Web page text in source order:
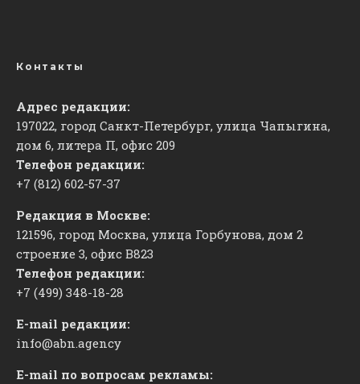
Контакты
Адрес редакции:
197022, город Санкт-Петербург, улица Чапыгина,
дом 6, литера П, офис 209
Телефон редакции:
+7 (812) 602-57-37
Редакция в Москве:
121596, город Москва, улица Горбунова, дом 2
строение 3, офис ​В823
Телефон редакции:
+7 (499) 348-18-28
E-mail редакции:
info@abn.agency
E-mail по вопросам рекламы: